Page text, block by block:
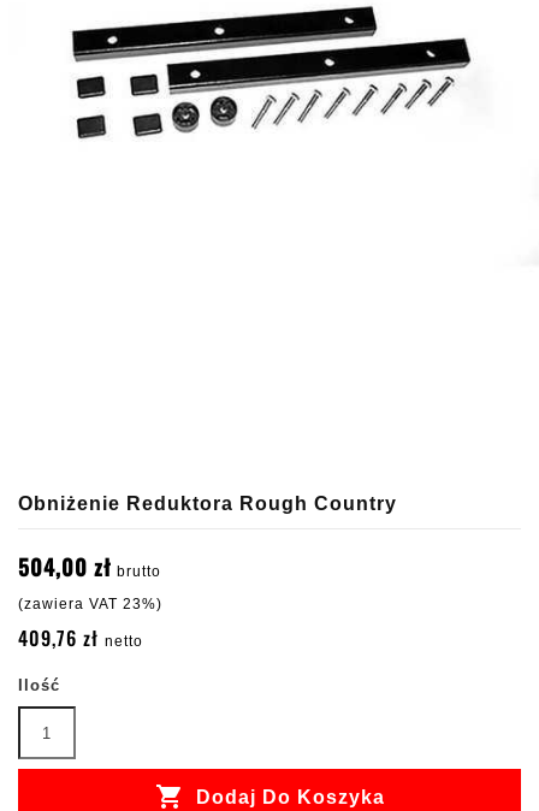
Obniżenie Reduktora Rough Country
504,00 zł brutto
(zawiera VAT 23%)
409,76 zł netto
Ilość
 Dodaj Do Koszyka